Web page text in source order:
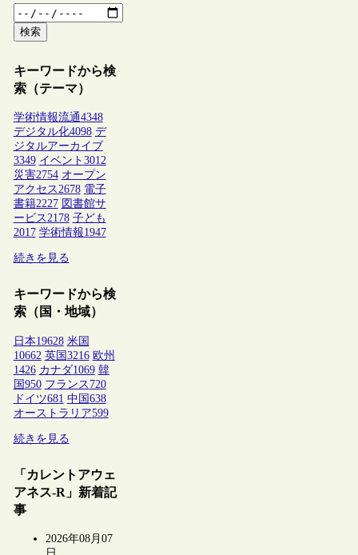
検索
キーワードから検
索（テーマ）
学術情報流通4348
デジタル化4098 デ
ジタルアーカイブ
3349 イベント 3012
災害2754 オープン
アクセス2678 電子
書籍2227 図書館サ
ービス2178 子ども
2017 学術情報1947
続きを見る
キーワードから検
索（国・地域）
日本19628 米国
10662 英国3216 欧州
1426 カナダ1069 韓
国950 フランス 720
ドイツ681 中国638
オーストラリア599
続きを見る
「カレントアウェ
アネス-R」新着記
事
2026年08月07